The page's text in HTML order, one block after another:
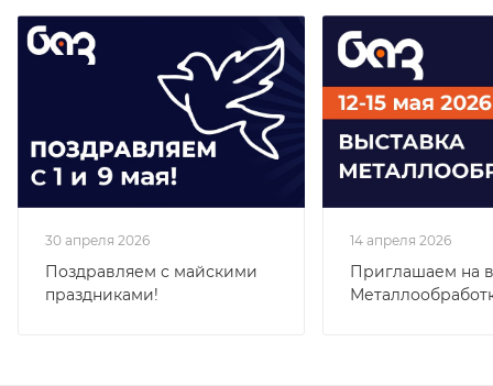
30 апреля 2026
Поздравляем с майскими
праздниками!
14 апреля 2026
Приглашаем на